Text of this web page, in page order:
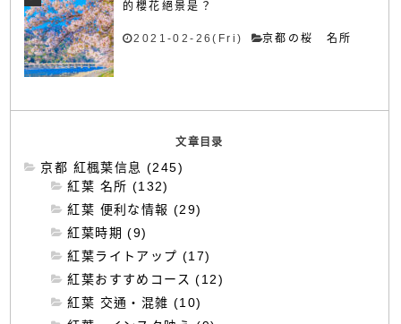
的櫻花絕景是？
2021-02-26(Fri) 京都の桜 名所
文章目录
京都 紅楓葉信息 (245)
紅葉 名所 (132)
紅葉 便利な情報 (29)
紅葉時期 (9)
紅葉ライトアップ (17)
紅葉おすすめコース (12)
紅葉 交通・混雑 (10)